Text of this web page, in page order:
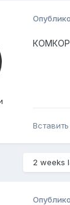
КОМКОР
2 weeks